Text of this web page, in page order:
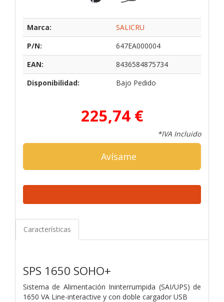
Marca:
SALICRU
P/N:
647EA000004
EAN:
8436584875734
Disponibilidad:
Bajo Pedido
225,74 €
*IVA Incluido
Avísame
Características
SPS 1650 SOHO+
Sistema de Alimentación Ininterrumpida (SAI/UPS) de
1650 VA Line-interactive y con doble cargador USB